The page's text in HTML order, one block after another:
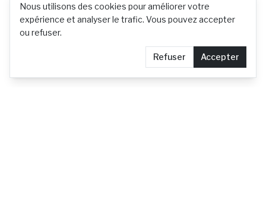
Nous utilisons des cookies pour améliorer votre
expérience et analyser le trafic. Vous pouvez accepter
ou refuser.
Refuser Accepter